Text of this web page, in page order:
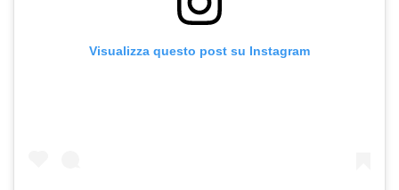
Visualizza questo post su Instagram